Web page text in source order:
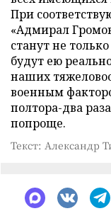
При
«Адмирал
станут не
будут ею
наших
военным
полтора-два
попроще.
Текст: Александр